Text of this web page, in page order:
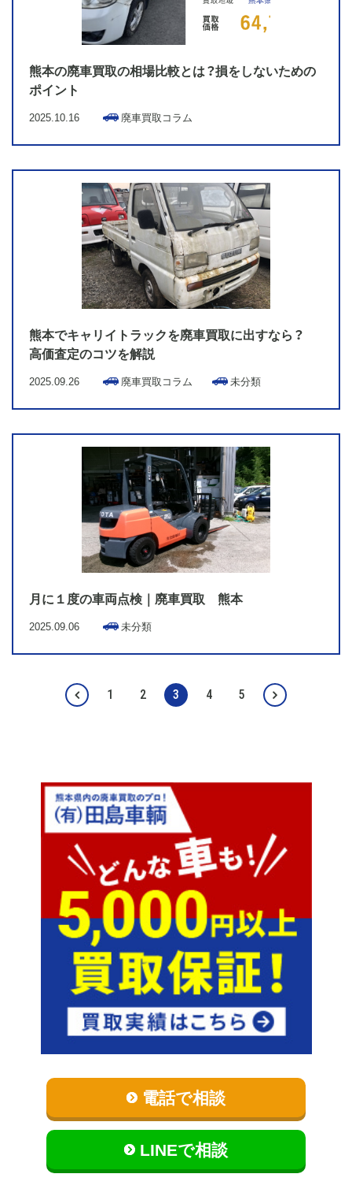
熊本の廃車買取の相場比較とは？損をしないための
ポイント
2025.10.16 廃車買取コラム
熊本でキャリイトラックを廃車買取に出すなら？
高価査定のコツを解説
2025.09.26 廃車買取コラム 未分類
月に１度の車両点検｜廃車買取 熊本
2025.09.06 未分類
1 2 3 4 5
電話で相談
LINEで相談